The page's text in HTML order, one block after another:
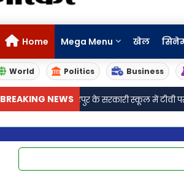
Home Mega Menu खेल
World Politics Business
BREAKING NEWS
छतरपुर के सरकारी स्कूल में टीवी पर फूहड़ गाने चलने